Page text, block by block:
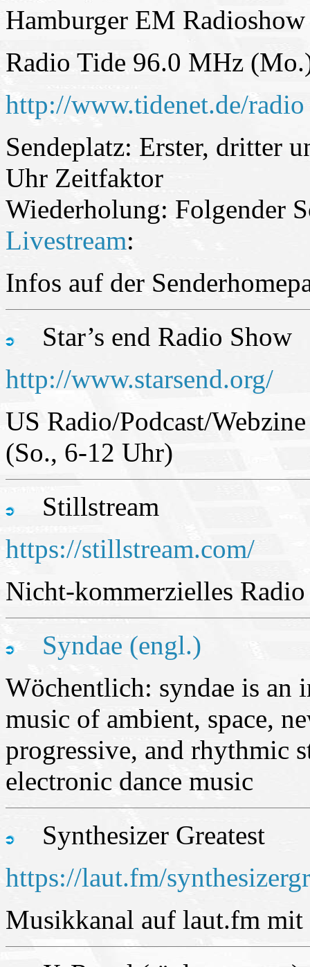
Hamburger EM
Radio Tide 96.0 MHz
http://www.tidenet.de/radio
Sendeplatz: Erster, dritter
Uhr Zeitfaktor
Wiederholung: Folgender
Livestream:
Infos auf der
Star’s end Radio Show
http://www.starsend.org/
US Radio/Podcast/
(So., 6-12 Uhr)
Stillstream
https://stillstream.com/
Nicht-kommerzielles
Syndae (engl.)
Wöchentlich: syndae is an
music of ambient, space,
progressive, and rhythmic
electronic dance music
Synthesizer Greatest
https://laut.fm/
Musikkanal auf laut.fm mit